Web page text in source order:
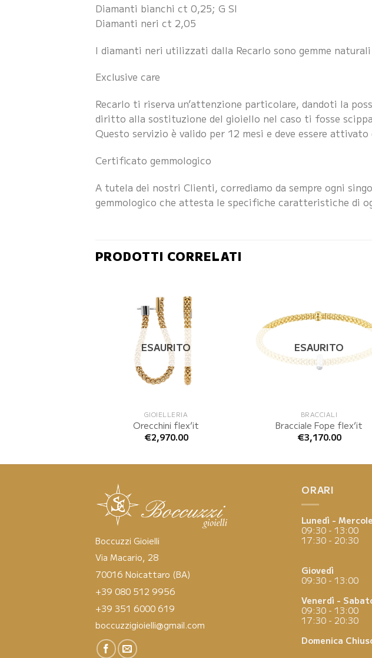
Diamanti bianchi ct 0,25; G SI
Diamanti neri ct 2,05
I diamanti neri utilizzati dalla Recarlo sono gemme naturali
Exclusive care
Recarlo ti riserva un’attenzione particolare, dandoti la
diritto alla sostituzione del gioiello nel caso ti fosse
Questo servizio è valido per 12 mesi e deve essere
Certificato gemmologico
A tutela dei nostri Clienti, corrediamo da sempre ogni
gemmologico che attesta le specifiche caratteristiche di
PRODOTTI CORRELATI
ESAURITO
GIOIELLERIA
Orecchini flex’it
€2,970.00
ESAURITO
BRACCIALI
Bracciale Fope flex’it
€3,170.00
Boccuzzi Gioielli
Via Macario, 28
70016 Noicattaro (BA)
+39 080 512 9956
+39 351 6000 619
boccuzzigioielli@gmail.com
ORARI
Lunedì -
09:30 - 13:00
17:30 - 20:30
Giovedì
09:30 - 13:00
Venerdì -
09:30 - 13:00
17:30 - 20:30
Domenica